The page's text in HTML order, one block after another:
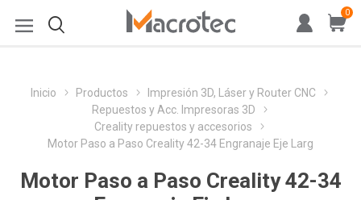
0
Inicio Productos
Impresión 3D, Láser y Router CNC
Repuestos y Acc. Impresoras 3D
Creality repuestos y accesorios
Motor Paso a Paso Creality 42-34 Engranaje Eje Larg
Motor Paso a Paso Creality 42-34